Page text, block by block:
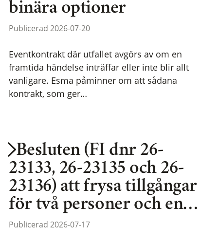
binära optioner
Publicerad 2026-07-20
Eventkontrakt där utfallet avgörs av om en
framtida händelse inträffar eller inte blir allt
vanligare. Esma påminner om att sådana
kontrakt, som ger…
Besluten (FI dnr 26-
23133, 26-23135 och 26-
23136) att frysa tillgångar
för två personer och en…
Publicerad 2026-07-17